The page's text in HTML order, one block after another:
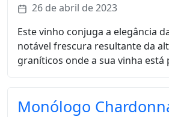
26 de abril de 2023
Este vinho conjuga a elegância
notável frescura resultante da
graníticos onde a sua vinha está
Monólogo